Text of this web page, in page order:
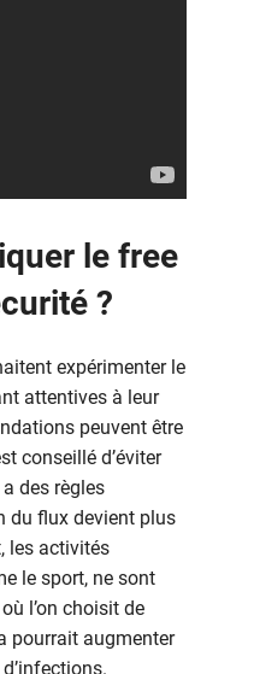
le free
?
expérimenter le
attentives à leur
peuvent être
conseillé d’éviter
des règles
du flux devient plus
les activités
le sport, ne sont
l’on choisit de
pourrait augmenter